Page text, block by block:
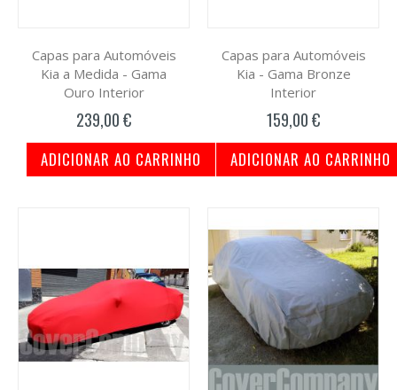
Capas para Automóveis
Kia a Medida - Gama
Ouro Interior
239,00 €
ADICIONAR AO CARRINHO
Capas para Automóveis
Kia - Gama Bronze
Interior
159,00 €
ADICIONAR AO CARRINHO